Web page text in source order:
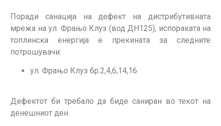
Поради санација на дефект на дистрибутивната
мрежа на ул. Фрањо Клуз (вод ДН125), испораката на
топлинска енергија е прекината за следните
потрошувачи:
ул. Фрањо Клуз бр.2,4,6,14,16
Дефектот би требало да биде саниран во текот на
денешниот ден.